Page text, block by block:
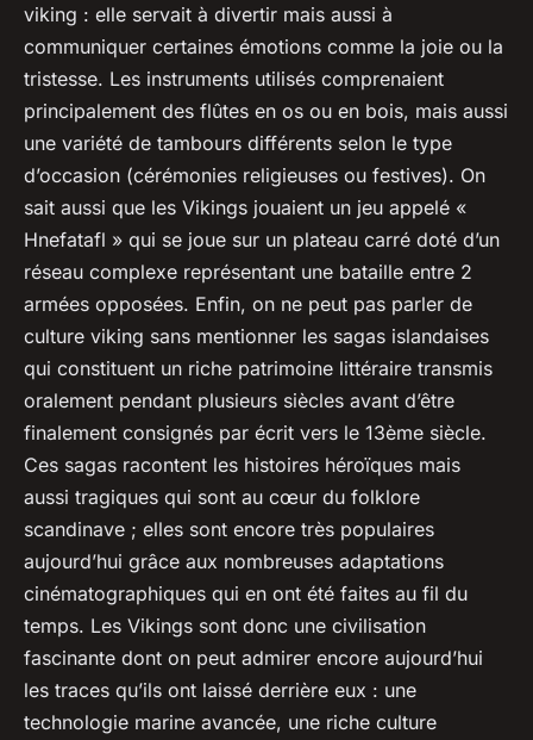
viking : elle servait à divertir mais aussi à
communiquer certaines émotions comme la joie ou la
tristesse. Les instruments utilisés comprenaient
principalement des flûtes en os ou en bois, mais aussi
une variété de tambours différents selon le type
d’occasion (cérémonies religieuses ou festives). On
sait aussi que les Vikings jouaient un jeu appelé «
Hnefatafl » qui se joue sur un plateau carré doté d’un
réseau complexe représentant une bataille entre 2
armées opposées. Enfin, on ne peut pas parler de
culture viking sans mentionner les sagas islandaises
qui constituent un riche patrimoine littéraire transmis
oralement pendant plusieurs siècles avant d’être
finalement consignés par écrit vers le 13ème siècle.
Ces sagas racontent les histoires héroïques mais
aussi tragiques qui sont au cœur du folklore
scandinave ; elles sont encore très populaires
aujourd’hui grâce aux nombreuses adaptations
cinématographiques qui en ont été faites au fil du
temps. Les Vikings sont donc une civilisation
fascinante dont on peut admirer encore aujourd’hui
les traces qu’ils ont laissé derrière eux : une
technologie marine avancée, une riche culture